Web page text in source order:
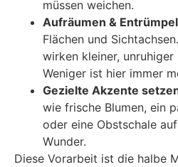
müssen weichen.
Aufräumen &
Flächen und
wirken kleiner,
Weniger ist hier immer
Gezielte Akzente
wie frische Blumen, ein
oder eine Obstschale
Wunder.
Diese Vorarbeit ist die halbe